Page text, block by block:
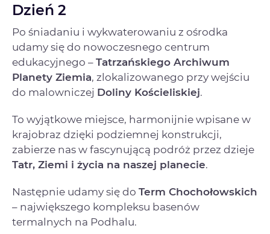
Dzień 2
Po śniadaniu i wykwaterowaniu z ośrodka
udamy się do nowoczesnego centrum
edukacyjnego – Tatrzańskiego Archiwum
Planety Ziemia, zlokalizowanego przy wejściu
do malowniczej Doliny Kościeliskiej.
To wyjątkowe miejsce, harmonijnie wpisane w
krajobraz dzięki podziemnej konstrukcji,
zabierze nas w fascynującą podróż przez dzieje
Tatr, Ziemi i życia na naszej planecie.
Następnie udamy się do Term Chochołowskich
– największego kompleksu basenów
termalnych na Podhalu.